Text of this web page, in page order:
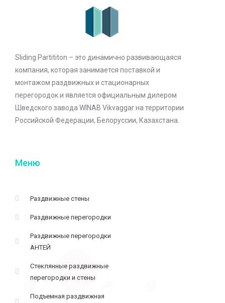
Sliding Partititon – это динамично развивающаяся
компания, которая занимается поставкой и
монтажом раздвижных и стационарных
перегородок и является официальным дилером
Шведского завода WINAB Vikvaggar на территории
Российской Федерации, Белоруссии, Казахстана.
Меню
Раздвижные стены
Раздвижные перегородки
Раздвижные перегородки
АНТЕЙ
Стеклянные раздвижные
перегородки и стены
Подъемная раздвижная